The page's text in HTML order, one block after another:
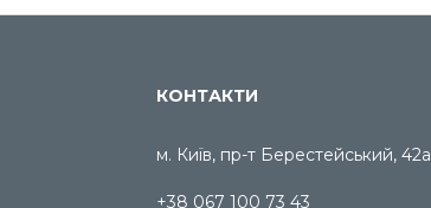
КОНТАКТИ
м. Київ, пр-т Берестейський, 42а
+38 067 100 73 43